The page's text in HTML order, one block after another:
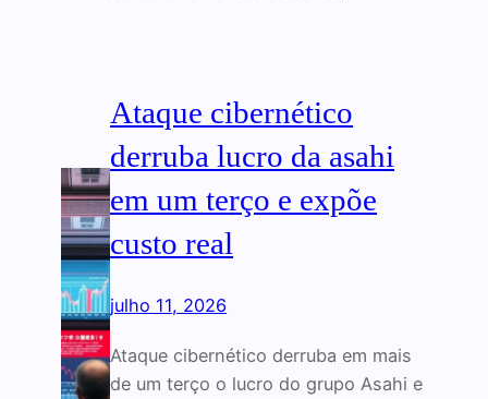
Ataque cibernético
derruba lucro da asahi
em um terço e expõe
custo real
julho 11, 2026
Ataque cibernético derruba em mais
de um terço o lucro do grupo Asahi e